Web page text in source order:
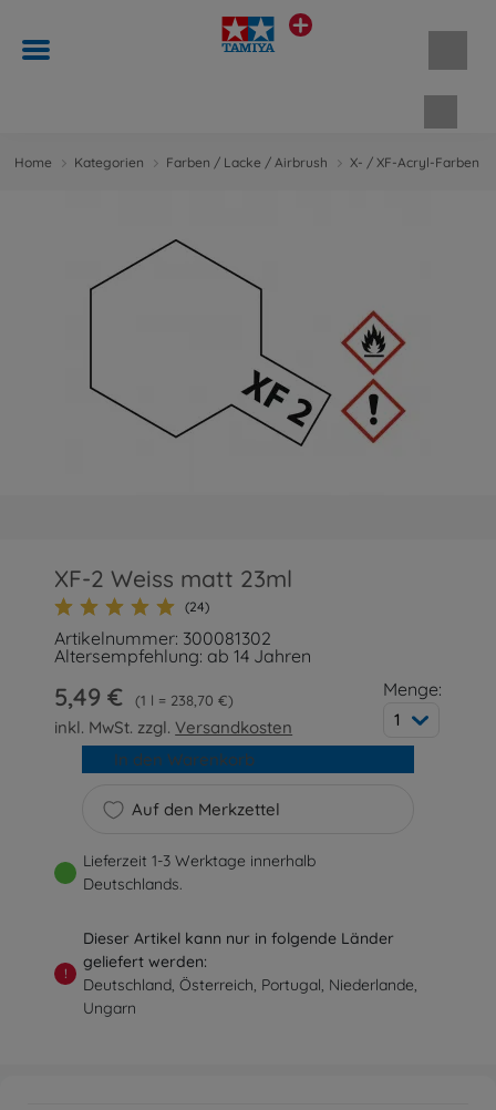
Home Kategorien Farben / Lacke / Airbrush X- / XF-Acryl-Farben
XF-2 Weiss matt 23ml
(24)
Artikelnummer: 300081302
Altersempfehlung: ab 14 Jahren
5,49 € 1 l = 238,70 €
inkl. MwSt. zzgl.Versandkosten
Menge:
1
Auf den Merkzettel
In den Warenkorb
Lieferzeit 1-3 Werktage innerhalb
Deutschlands.
!
Dieser Artikel kann nur in folgende Länder
geliefert werden:
Deutschland, Österreich, Portugal, Niederlande,
Ungarn